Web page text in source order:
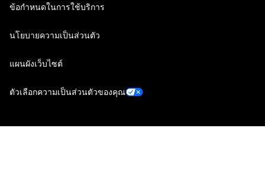
ข้อกำหนดในการใช้บริการ
นโยบายความเป็นส่วนตัว
แผนผังเว็บไซต์
ตัวเลือกความเป็นส่วนตัวของคุณ